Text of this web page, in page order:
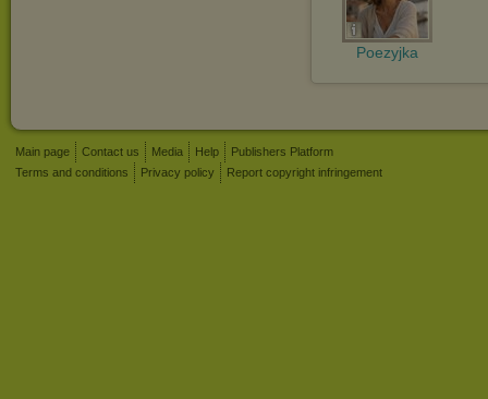
Poezyjka
Main page Contact us Media Help
Publishers Platform
Terms and conditions
Privacy policy Report copyright infringement